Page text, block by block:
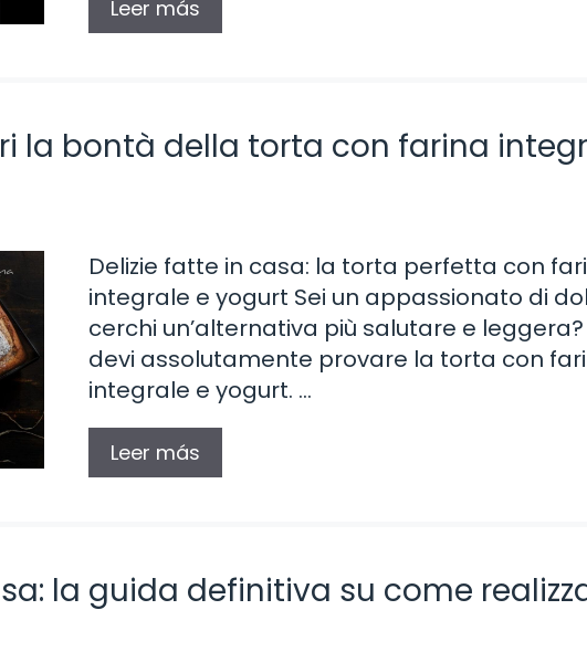
Leer más
la bontà della torta con farina
Delizie fatte in casa: la torta perfetta con
integrale e yogurt Sei un appassionato di
cerchi un’alternativa più salutare e
devi assolutamente provare la torta con
integrale e yogurt. …
Leer más
la guida definitiva su come